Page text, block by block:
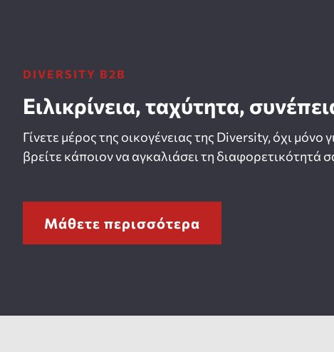
DIVERSITY B2B
Ειλικρίνεια, ταχύτητα,
Γίνετε μέρος της οικογένειας της Diversity, όχι μόνο
βρείτε κάποιον να αγκαλιάσει τη διαφορετικότητά
Μάθετε περισσότερα